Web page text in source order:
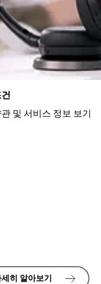
및 서비스 정보 보기
히 알아보기